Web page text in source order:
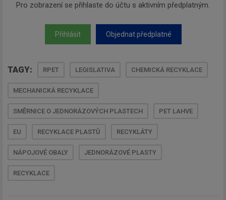
Pro zobrazení se přihlaste do účtu s aktivním předplatným.
Přihlásit Objednat předplatné
TAGY: RPET LEGISLATIVA CHEMICKÁ RECYKLACE
MECHANICKÁ RECYKLACE
SMĚRNICE O JEDNORÁZOVÝCH PLASTECH PET LAHVE
EU RECYKLACE PLASTŮ RECYKLÁTY
NÁPOJOVÉ OBALY JEDNORÁZOVÉ PLASTY
RECYKLACE